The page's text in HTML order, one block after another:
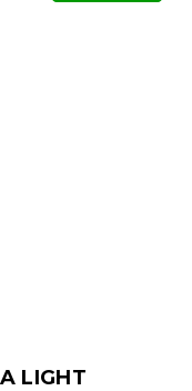
LIGHT